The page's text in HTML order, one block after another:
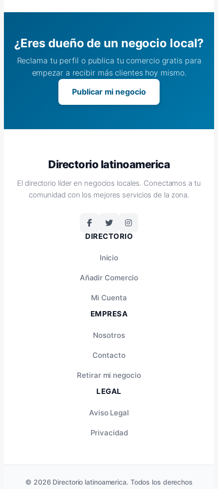
¿Eres dueño de un negocio local?
Reclama tu perfil o publica tu comercio gratis para
empezar a recibir más clientes hoy mismo.
Publicar mi negocio
Directorio latinoamerica
El directorio líder en negocios locales. Conectamos a tu
comunidad con los mejores servicios de la zona.
DIRECTORIO
Inicio
Añadir Comercio
Mi Cuenta
EMPRESA
Nosotros
Contacto
Retirar mi negocio
LEGAL
Aviso Legal
Privacidad
© 2026 Directorio latinoamerica. Todos los derechos